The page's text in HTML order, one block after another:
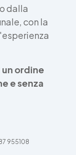
dalla
con la
un ordine
e senza
955108